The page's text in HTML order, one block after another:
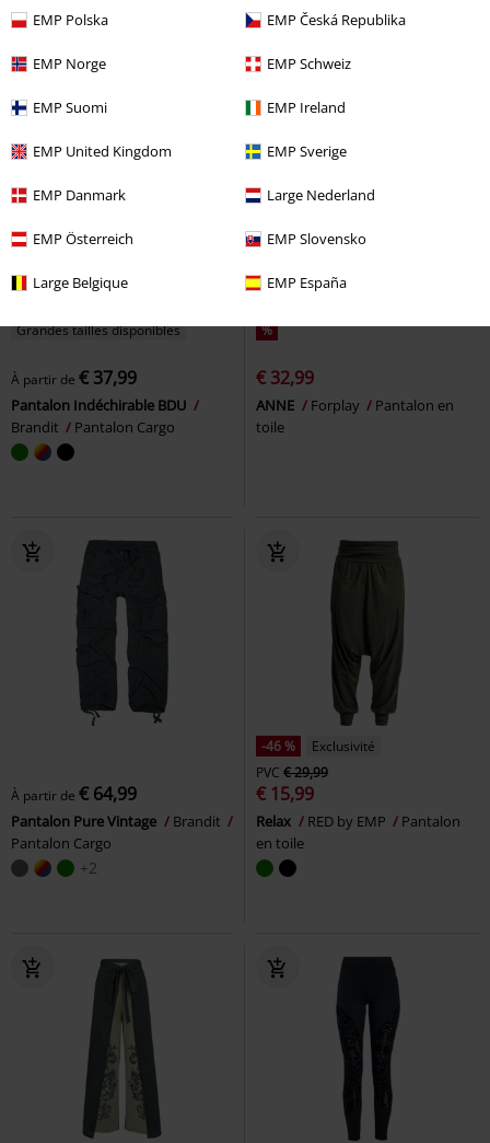
EMP Polska EMP Česká Republika
EMP Norge EMP Schweiz
EMP Suomi EMP Ireland
EMP United Kingdom EMP Sverige
EMP Danmark Large Nederland
EMP Österreich EMP Slovensko
Large Belgique EMP España
Sangles
Gothicana by EMP
Pantalon en toile
Legging
Grandes tailles disponibles
À partir de € 37,99
Pantalon Indéchirable BDU
Brandit
Pantalon Cargo
%
€ 32,99
ANNE Forplay
Pantalon en
toile
À partir de € 64,99
Pantalon Pure Vintage
Brandit
Pantalon Cargo
+2
-46 %
Exclusivité
PVC € 29,99
€ 15,99
Relax RED by EMP
Pantalon
en toile